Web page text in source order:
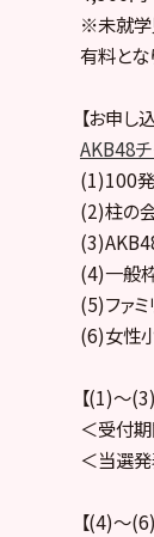
※未就学
有料とな
【お申し
AKB48チ
(1)100
(2)柱の
(4)一般
(5)ファ
(6)女性
【(1)～
＜受付
＜当選
【(4)〜